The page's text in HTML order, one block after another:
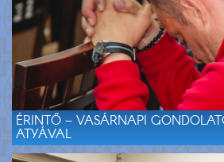
ÉRINTŐ – VASÁRNAPI
ATYÁVAL